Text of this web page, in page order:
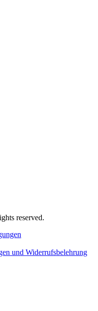
reserved.
und Widerrufsbelehrung